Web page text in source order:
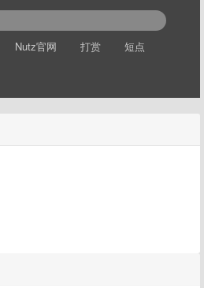
Nutz官网 打赏 短点